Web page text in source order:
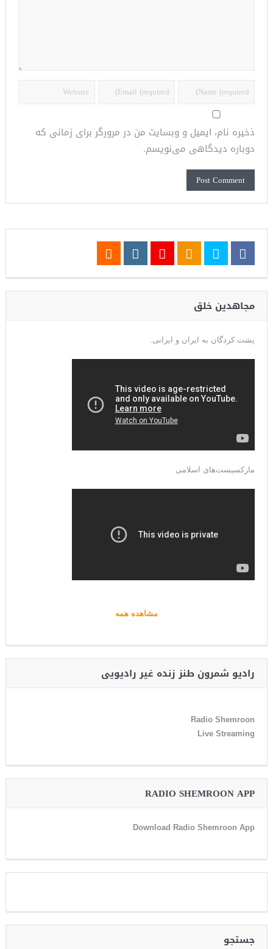
ذخیره نام، ایمیل و وبسایت من در مرورگر برای زمانی که
دوباره دیدگاهی می‌نویسم.
مجاهدین خلق
پشت کردگان به ایران و ایرانی.
مارکسیست‌های اسلامی
مشاهده همه
رادیو شمرون طنز زنده غیر رادیویی
Radio Shemroon
Live Streaming
RADIO SHEMROON APP
Download Radio Shemroon App
جستجو